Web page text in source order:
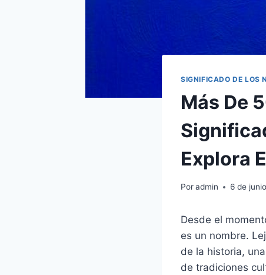
SIGNIFICADO DE LOS
Más De
Explora
Poradmin 6 de
Desde el
es un nombre.
de la historia,
de tradiciones